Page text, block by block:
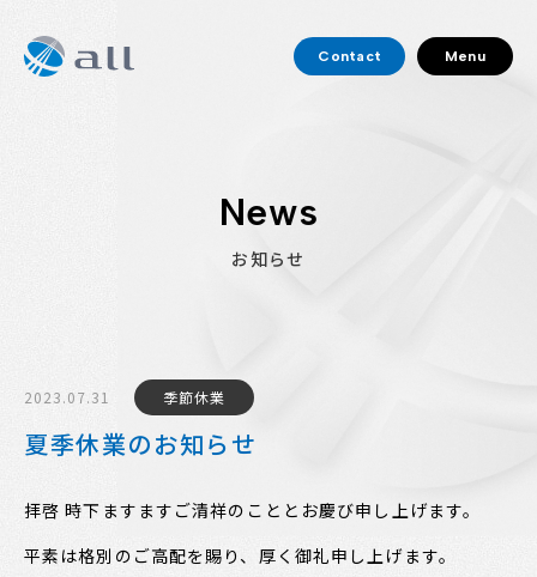
Contact Menu
News
お知らせ
2023.07.31 季節休業
夏季休業のお知らせ
拝啓 時下ますますご清祥のこととお慶び申し上げます。
平素は格別のご高配を賜り、厚く御礼申し上げます。